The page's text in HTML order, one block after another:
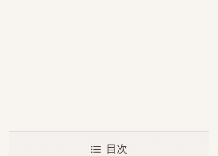
目次